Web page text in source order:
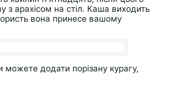
арахісом на стіл. Каша виходить
вона принесе вашому
можете додати порізану курагу,